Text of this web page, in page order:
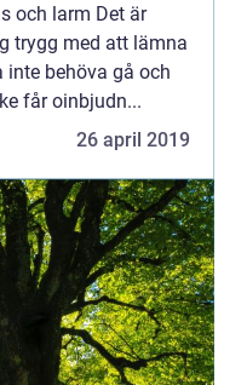
och larm Det är
trygg med att lämna
behöva gå och
får oinbjudn...
26 april 2019